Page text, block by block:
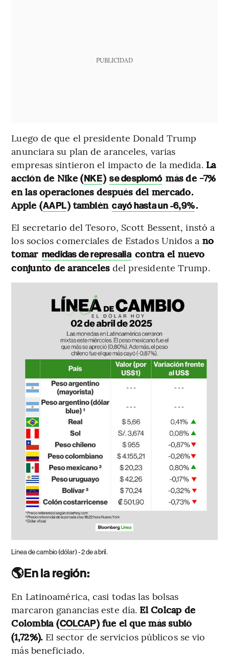
PUBLICIDAD
Luego de que el presidente Donald Trump
anunciara su plan de aranceles, varias
empresas sintieron el impacto de la medida. La
acción de Nike (NKE) se desplomó más de -7%
en las operaciones después del mercado.
Apple (AAPL) también cayó hasta un -6,9%.
El secretario del Tesoro, Scott Bessent, instó a
los socios comerciales de Estados Unidos a no
tomar medidas de represalia contra el nuevo
conjunto de arancelesdel presidente Trump.
Línea de cambio (dólar) - 2 de abril.
🌎En la región:
En Latinoamérica, casi todas las bolsas
marcaron ganancias este día. El Colcap de
Colombia (COLCAP) fue el que más subió
(1,72%). El sector de servicios públicos se vio
más beneficiado.